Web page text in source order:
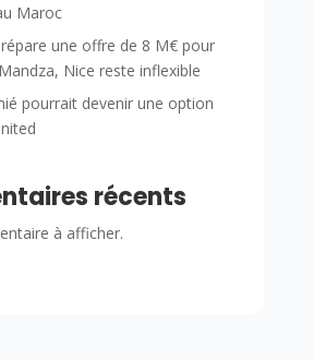
Maroc
une offre de 8 M€ pour
Nice reste inflexible
pourrait devenir une option
récents
à afficher.